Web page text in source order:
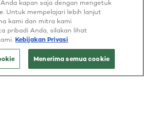
seniman kecantikan internasional
Pakar Global merek Val Garland dan
untuk menunjukkan inovasi dalam
keahlian, dan arah tren baru di
ini.
MITRA DUNIA PERFILMAN
kapan saja dengan mengetuk
Untuk mempelajari lebih lanjut
kami dan mitra kami
pribadi Anda, silakan lihat
Kebijakan Privasi
Menerima semua cookie